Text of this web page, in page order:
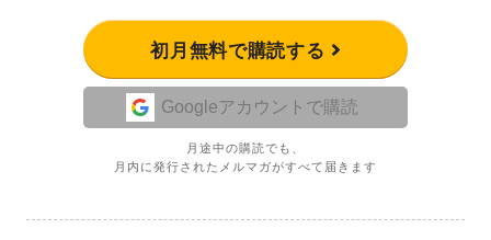
初月無料で購読する
Googleアカウントで購読
月途中の購読でも、
月内に発行されたメルマガがすべて届きます